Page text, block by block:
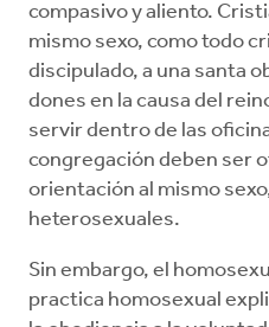
compasivo y aliento.
mismo sexo, como todo
discipulado, a una santa
dones en la causa del
servir dentro de las
congregación deben ser
orientación al mismo
heterosexuales.
Sin embargo, el
practica homosexual